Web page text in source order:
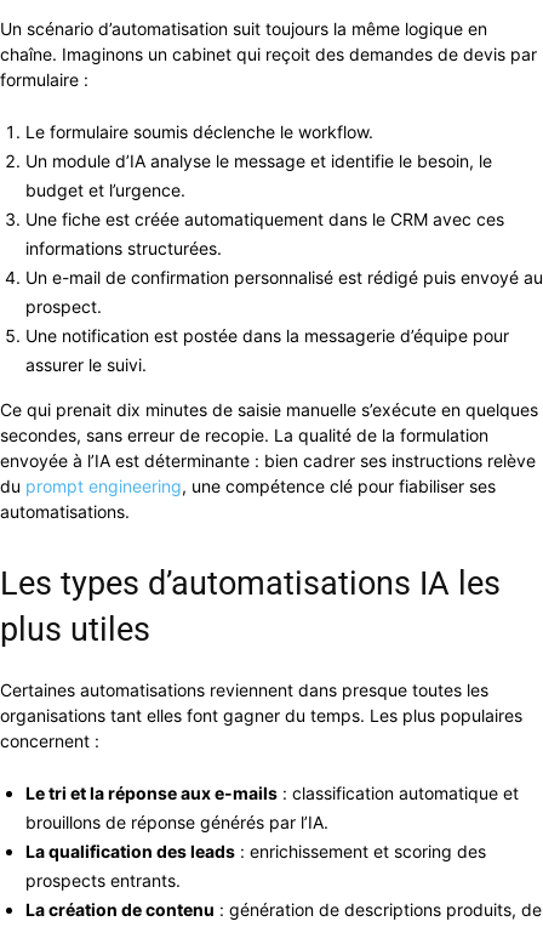
Un scénario d’automatisation suit toujours la même logique en
chaîne. Imaginons un cabinet qui reçoit des demandes de devis par
formulaire :
Le formulaire soumis déclenche le workflow.
Un module d’IA analyse le message et identifie le besoin, le
budget et l’urgence.
Une fiche est créée automatiquement dans le CRM avec ces
informations structurées.
Un e-mail de confirmation personnalisé est rédigé puis envoyé au
prospect.
Une notification est postée dans la messagerie d’équipe pour
assurer le suivi.
Ce qui prenait dix minutes de saisie manuelle s’exécute en quelques
secondes, sans erreur de recopie. La qualité de la formulation
envoyée à l’IA est déterminante : bien cadrer ses instructions relève
du prompt engineering, une compétence clé pour fiabiliser ses
automatisations.
Les types d’automatisations IA les
plus utiles
Certaines automatisations reviennent dans presque toutes les
organisations tant elles font gagner du temps. Les plus populaires
concernent :
Le tri et la réponse aux e-mails : classification automatique et
brouillons de réponse générés par l’IA.
La qualification des leads : enrichissement et scoring des
prospects entrants.
La création de contenu : génération de descriptions produits, de